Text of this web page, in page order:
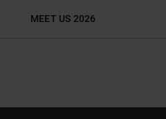
MEET US 2026